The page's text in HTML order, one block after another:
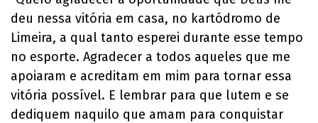
deu nessa vitória em casa, no kartódromo de
Limeira, a qual tanto esperei durante esse tempo
no esporte. Agradecer a todos aqueles que me
apoiaram e acreditam em mim para tornar essa
vitória possível. E lembrar para que lutem e se
dediquem naquilo que amam para conquistar